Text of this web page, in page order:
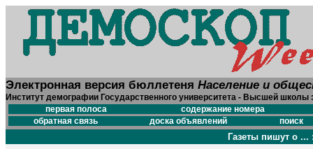
Электронная версия бюллетеня Население и
Институт демографии Государственного университета - Высшей школы
первая полоса
содержание номера
обратная связь
доска объявлений поиск
Газеты пишут о ...